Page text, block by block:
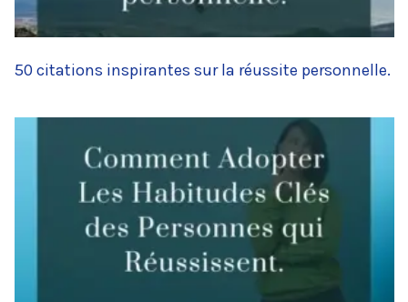
50 citations inspirantes sur la réussite personnelle.